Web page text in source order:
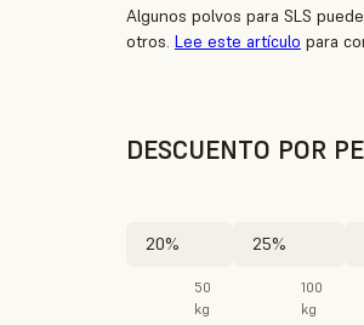
Algunos polvos para SLS
otros. Lee este artículo para
DESCUENTO POR
20%
50
kg
25%
100
kg